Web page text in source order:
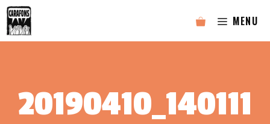
Aller
au
contenu
MENU
20190410_140111